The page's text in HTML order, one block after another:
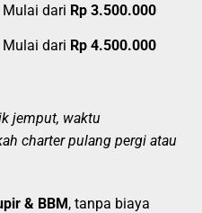
Mulai dari Rp 3.500.000
Mulai dari Rp 4.500.000
jemput, waktu
charter pulang pergi atau
& BBM, tanpa biaya